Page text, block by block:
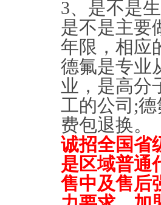
3、是不是
是不是主要
年限，相应
德氟是专业
业，是高分
工的公司;
费包退
诚招全国省
是区域普通
售中及售后